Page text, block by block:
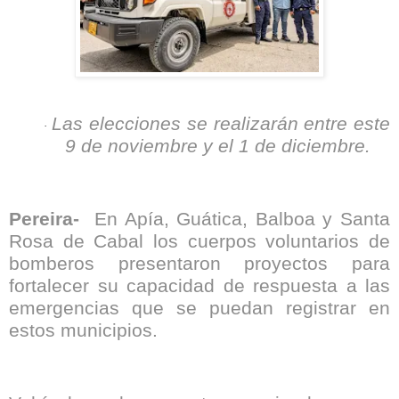
· Las elecciones se realizarán entre este
9 de noviembre y el 1 de diciembre.
Pereira- En Apía, Guática, Balboa y Santa
Rosa de Cabal los cuerpos voluntarios de
bomberos presentaron proyectos para
fortalecer su capacidad de respuesta a las
emergencias que se puedan registrar en
estos municipios.